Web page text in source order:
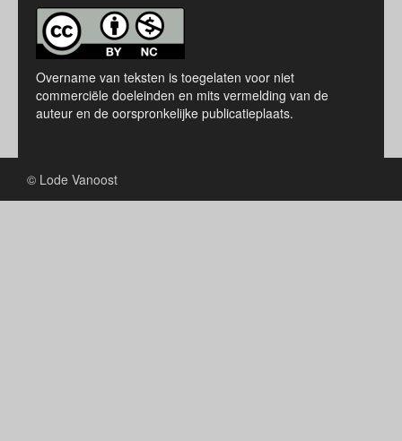
Overname van teksten is toegelaten voor niet
commerciële doeleinden en mits vermelding van de
auteur en de oorspronkelijke publicatieplaats.
© Lode Vanoost